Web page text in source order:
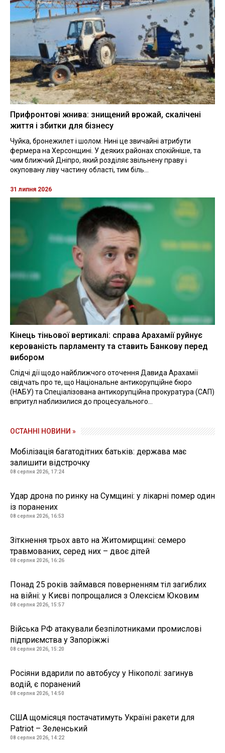
Прифронтові жнива: знищений врожай, скалічені
життя і збитки для бізнесу
Чуйка, бронежилет і шолом. Нині це звичайні атрибути
фермера на Херсонщині. У деяких районах спокійніше, та
чим ближчий Дніпро, який розділяє звільнену праву і
окуповану ліву частину області, тим біль...
31 липня 2026
Кінець тіньової вертикалі: справа Арахамії руйнує
керованість парламенту та ставить Банкову перед
вибором
Слідчі дії щодо найближчого оточення Давида Арахамії
свідчать про те, що Національне антикорупційне бюро
(НАБУ) та Спеціалізована антикорупційна прокуратура (САП)
впритул наблизилися до процесуального...
ОСТАННІ НОВИНИ »
Мобілізація багатодітних батьків: держава має
залишити відстрочку
08 серпня 2026, 17:24
Удар дрона по ринку на Сумщині: у лікарні помер один
із поранених
08 серпня 2026, 16:53
Зіткнення трьох авто на Житомирщині: семеро
травмованих, серед них – двоє дітей
08 серпня 2026, 16:26
Понад 25 років займався поверненням тіл загиблих
на війні: у Києві попрощалися з Олексієм Юковим
08 серпня 2026, 15:57
Війська РФ атакували безпілотниками промислові
підприємства у Запоріжжі
08 серпня 2026, 15:20
Росіяни вдарили по автобусу у Нікополі: загинув
водій, є поранений
08 серпня 2026, 14:50
США щомісяця постачатимуть Україні ракети для
Patriot – Зеленський
08 серпня 2026, 14:22